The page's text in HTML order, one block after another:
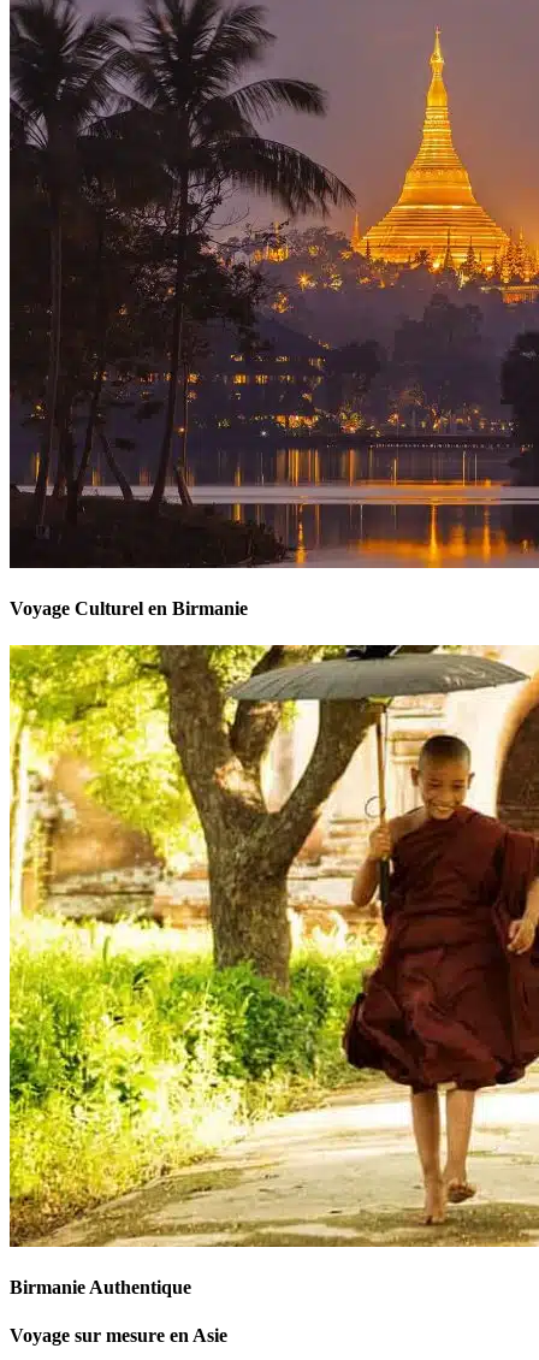
Voyage Culturel en Birmanie
Birmanie Authentique
Voyage sur mesure en Asie